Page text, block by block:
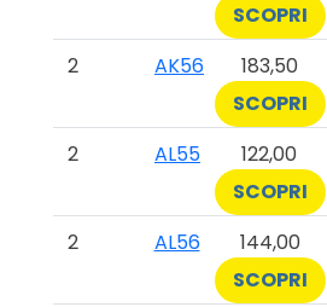
SCOPRI
2
AK56 183,50
SCOPRI
2
AL55 122,00
SCOPRI
2
AL56 144,00
SCOPRI